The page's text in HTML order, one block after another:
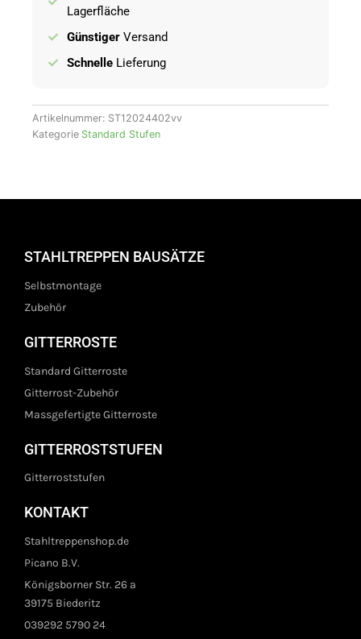
Lagerfläche
Günstiger Versand
Schnelle Lieferung
Artikelnummer: ST12024402vv
Kategorie Standard Stufen
STAHLTREPPEN BAUSÄTZE
Selbstmontage
Zubehör
GITTERROSTE
Standard Gitterroste
Gitterrost-Zubehör
Massgefertigte Gitterroste
GITTERROSTSTUFEN
Gitterroststufen
KONTAKT
Stahltreppenshop.de
Picano B.V.
Königsborner Str. 26 a
39175 Biederitz
039292 5790 24